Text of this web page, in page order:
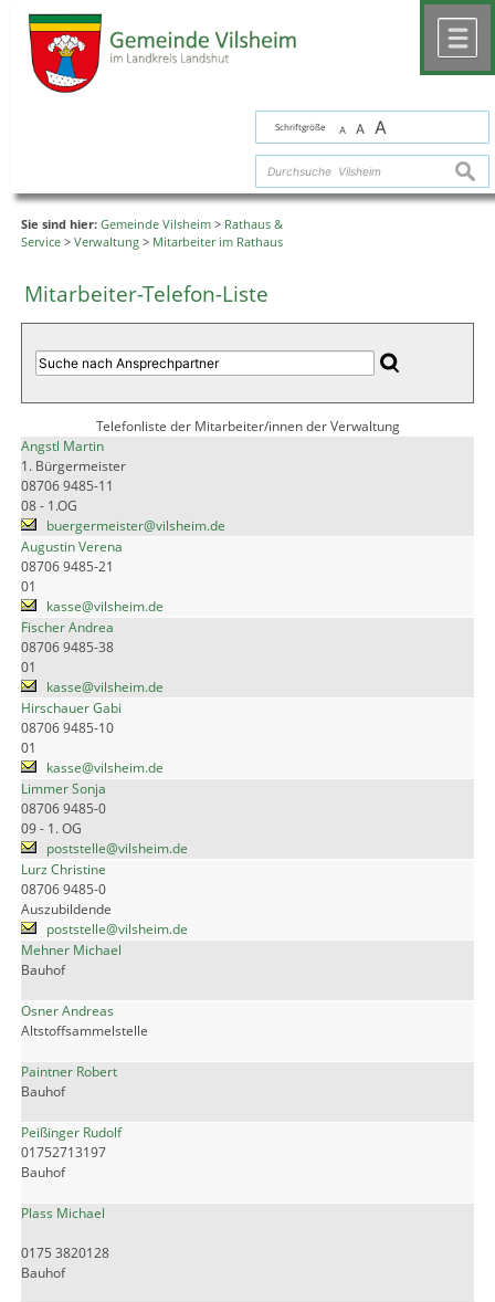
Schriftgröße A A A
Sie sind hier: Gemeinde Vilsheim > Rathaus &
Service > Verwaltung > Mitarbeiter im Rathaus
Mitarbeiter-Telefon-Liste
Telefonliste der Mitarbeiter/innen der Verwaltung
Angstl Martin
1. Bürgermeister
08706 9485-11
08 - 1.OG
buergermeister@vilsheim.de
Augustin Verena
08706 9485-21
01
kasse@vilsheim.de
Fischer Andrea
08706 9485-38
01
kasse@vilsheim.de
Hirschauer Gabi
08706 9485-10
01
kasse@vilsheim.de
Limmer Sonja
08706 9485-0
09 - 1. OG
poststelle@vilsheim.de
Lurz Christine
08706 9485-0
Auszubildende
poststelle@vilsheim.de
Mehner Michael
Bauhof
Osner Andreas
Altstoffsammelstelle
Paintner Robert
Bauhof
Peißinger Rudolf
01752713197
Bauhof
Plass Michael
0175 3820128
Bauhof